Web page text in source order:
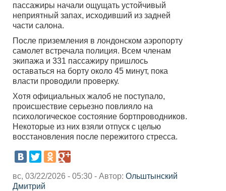
пассажиры начали ощущать устойчивый
неприятный запах, исходивший из задней
части салона.
После приземления в лондонском аэропорту
самолет встречала полиция. Всем членам
экипажа и 331 пассажиру пришлось
оставаться на борту около 45 минут, пока
власти проводили проверку.
Хотя официальных жалоб не поступало,
происшествие серьезно повлияло на
психологическое состояние бортпроводников.
Некоторые из них взяли отпуск с целью
восстановления после пережитого стресса.
вс, 03/22/2026 - 05:30 - Автор: Ольштынский
Дмитрий